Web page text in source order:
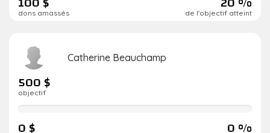
dons amassés de l'objectif atteint
Catherine Beauchamp
500 $
objectif
réalisation
0 $ 0 %